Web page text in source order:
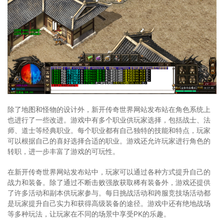
除了地图和怪物的设计外，新开传奇世界网站发布站在角色系统上
也进行了一些改进。游戏中有多个职业供玩家选择，包括战士、法
师、道士等经典职业。每个职业都有自己独特的技能和特点，玩家
可以根据自己的喜好选择合适的职业。游戏还允许玩家进行角色的
转职，进一步丰富了游戏的可玩性。
在新开传奇世界网站发布站中，玩家可以通过各种方式提升自己的
战力和装备。除了通过不断击败强敌获取稀有装备外，游戏还提供
了许多活动和副本供玩家参与。每日挑战活动和跨服竞技场活动都
是玩家提升自己实力和获得高级装备的途径。游戏中还有绝地战场
等多种玩法，让玩家在不同的场景中享受PK的乐趣。